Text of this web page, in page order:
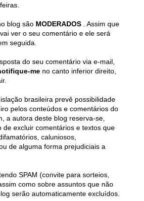
blog são MODERADOS
. Assim que
ver o seu comentário e ele será
seguida.
do seu comentário via e-mail,
me no canto inferior direito,
brasileira prevê possibilidade
pelos conteúdos e comentários do
a autora deste blog reserva-se,
de excluir comentários e textos que
caluniosos,
de alguma forma prejudiciais a
SPAM (convite para sorteios,
como sobre assuntos que não
serão automaticamente excluídos.